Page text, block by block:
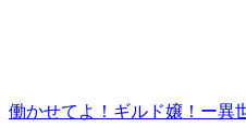
働かせてよ！ギルド嬢！ー異